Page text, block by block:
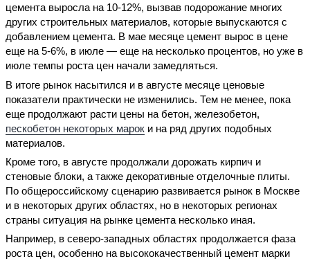
цемента выросла на 10-12%, вызвав подорожание многих
других строительных материалов, которые выпускаются с
добавлением цемента. В мае месяце цемент вырос в цене
еще на 5-6%, в июле — еще на несколько процентов, но уже в
июле темпы роста цен начали замедляться.
В итоге рынок насытился и в августе месяце ценовые
показатели практически не изменились. Тем не менее, пока
еще продолжают расти цены на бетон, железобетон,
пескобетон некоторых марок и на ряд других подобных
материалов.
Кроме того, в августе продолжали дорожать кирпич и
стеновые блоки, а также декоративные отделочные плиты.
По общероссийскому сценарию развивается рынок в Москве
и в некоторых других областях, но в некоторых регионах
страны ситуация на рынке цемента несколько иная.
Например, в северо-западных областях продолжается фаза
роста цен, особенно на высококачественный цемент марки